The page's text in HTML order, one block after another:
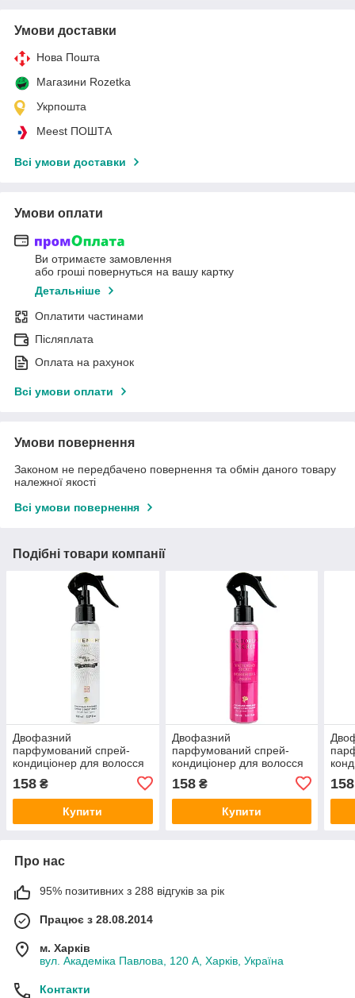
Умови доставки
Нова Пошта
Магазини Rozetka
Укрпошта
Meest ПОШТА
Всі умови доставки
Умови оплати
Ви отримаєте замовлення
або гроші повернуться на вашу картку
Детальніше
Оплатити частинами
Післяплата
Оплата на рахунок
Всі умови оплати
Умови повернення
Законом не передбачено повернення та обмін даного товару
належної якості
Всі умови повернення
Подібні товари компанії
Двофазний
парфумований спрей-
кондиціонер для волосся
Givenchy Ange Ou Demon
Le Secret Brand Collection
150 мл
158 ₴
Купити
Двофазний
парфумований спрей-
кондиціонер для волосся
Victorias Secret Bombshell
Passion Brand Collection
150 мл
158₴
Купити
158
Про нас
95% позитивних з 288 відгуків за рік
Працює з 28.08.2014
м. Харків
вул. Академіка Павлова, 120 А, Харків, Україна
Контакти